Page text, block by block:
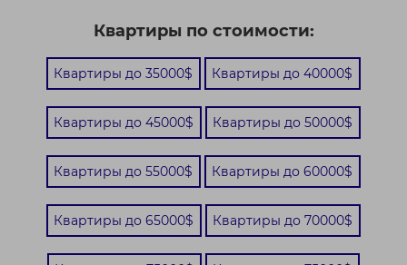
Квартиры по стоимости:
Квартиры до 35000$ Квартиры до 40000$
Квартиры до 45000$ Квартиры до 50000$
Квартиры до 55000$ Квартиры до 60000$
Квартиры до 65000$ Квартиры до 70000$